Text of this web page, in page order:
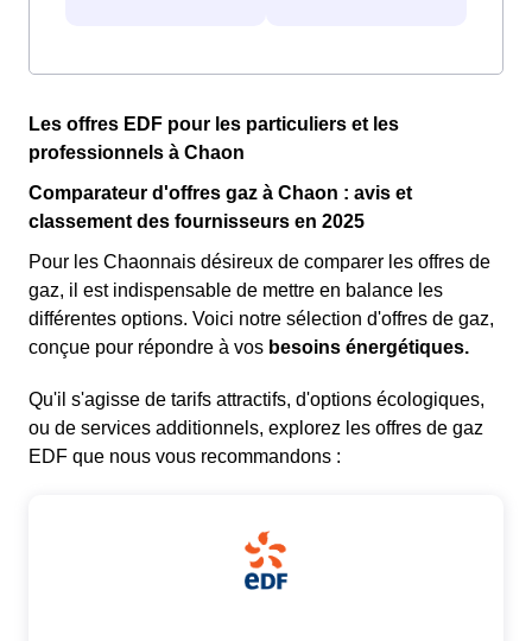
Les offres EDF pour les particuliers et les
professionnels à Chaon
Comparateur d'offres gaz à Chaon : avis et
classement des fournisseurs en 2025
Pour les Chaonnais désireux de comparer les offres de
gaz, il est indispensable de mettre en balance les
différentes options. Voici notre sélection d'offres de gaz,
conçue pour répondre à vos besoins énergétiques.
Qu'il s'agisse de tarifs attractifs, d'options écologiques,
ou de services additionnels, explorez les offres de gaz
EDF que nous vous recommandons :